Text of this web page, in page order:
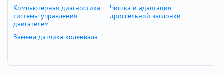
Компьютерная диагностика
системы управления
двигателем
Чистка и адаптация
дроссельной заслонки
Замена датчика коленвала